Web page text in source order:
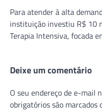
Para atender à alta
instituição investiu R$ 10
Terapia Intensiva, focada
Deixe um comentário
O seu endereço de e-mail
obrigatórios são marcados